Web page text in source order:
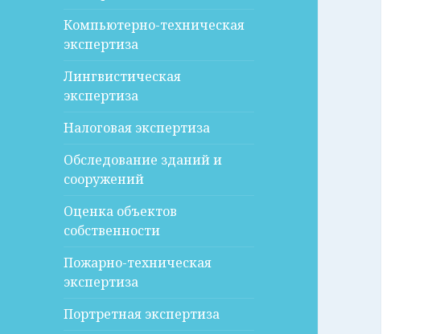
Компьютерно-техническая
экспертиза
Лингвистическая
экспертиза
Налоговая экспертиза
Обследование зданий и
сооружений
Оценка объектов
собственности
Пожарно-техническая
экспертиза
Портретная экспертиза